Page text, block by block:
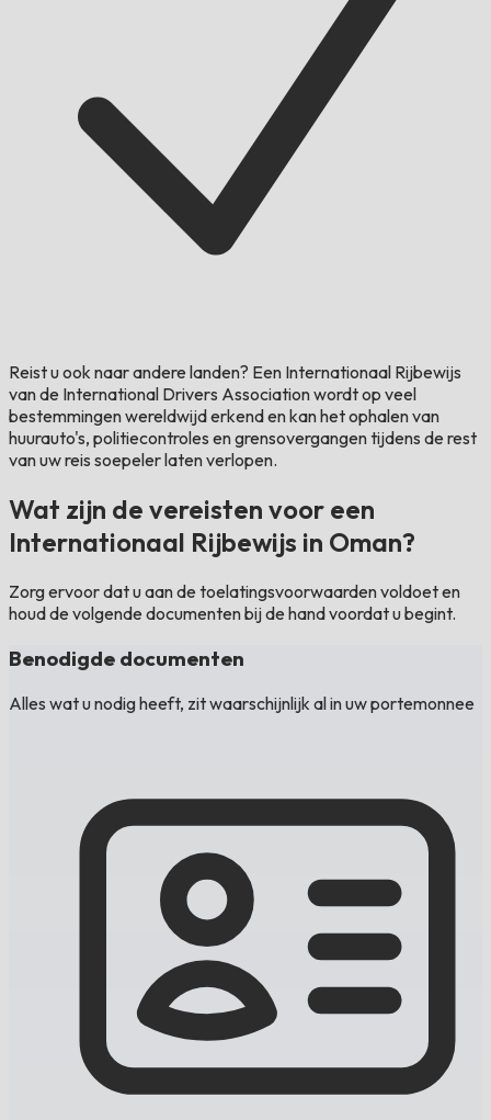
Reist u ook naar andere landen? Een Internationaal Rijbewijs
van de International Drivers Association wordt op veel
bestemmingen wereldwijd erkend en kan het ophalen van
huurauto's, politiecontroles en grensovergangen tijdens de rest
van uw reis soepeler laten verlopen.
Wat zijn de vereisten voor een
Internationaal Rijbewijs in Oman?
Zorg ervoor dat u aan de toelatingsvoorwaarden voldoet en
houd de volgende documenten bij de hand voordat u begint.
Benodigde documenten
Alles wat u nodig heeft, zit waarschijnlijk al in uw portemonnee